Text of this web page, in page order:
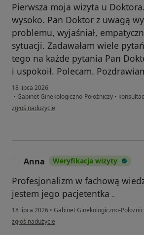
Pierwsza moja wizyta u
wysoko. Pan Doktor z uwagą
problemu, wyjaśniał,
sytuacji. Zadawałam wiele
tego na każde pytania Pan
i uspokoił. Polecam.
18 lipca 2026
• Gabinet Ginekologiczno-Położniczy •
w opinii użytkownika Paulina
zgłoś nadużycie
Anna Weryfikacja wizyty
Profesjonalizm w fachową
jestem jego pacjetentka .
18 lipca 2026 • Gabinet Ginekologiczno-
w opinii użytkownika Anna
zgłoś nadużycie